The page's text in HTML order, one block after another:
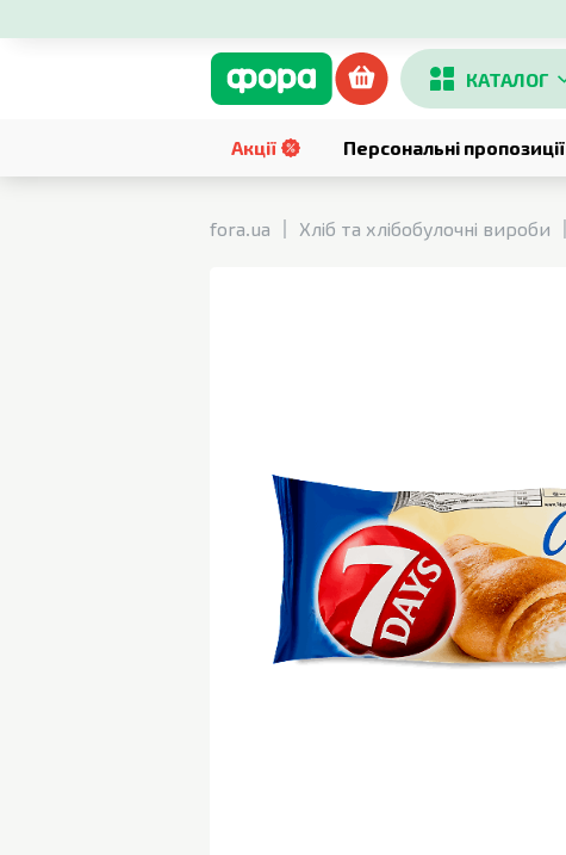
КАТАЛОГ
Акції Персональні пропозиції
fora.ua
Хліб та хлібобулочні вироби